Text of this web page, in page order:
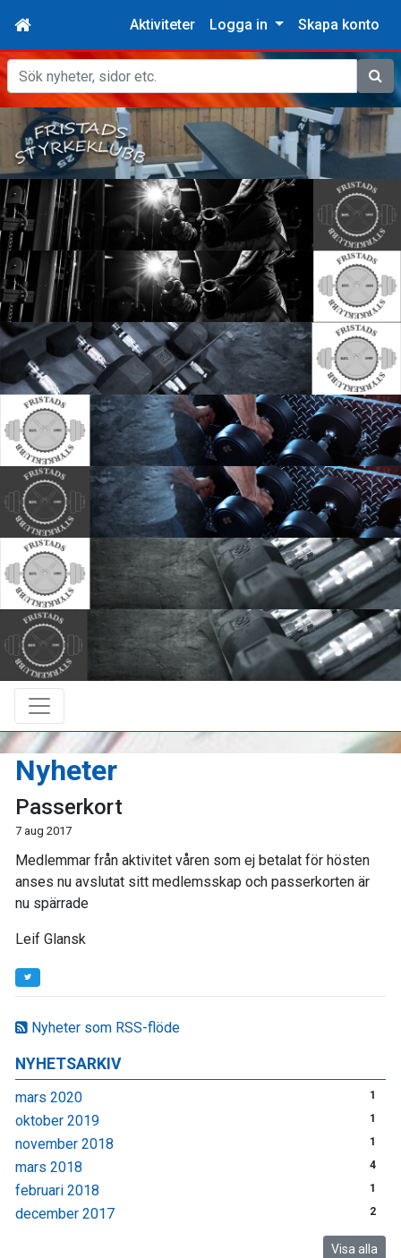
Aktiviteter Logga in Skapa konto
Sök
Nyheter som RSS-flöde
NYHETSARKIV
mars 2020 1
oktober 2019 1
november 2018 1
mars 2018 4
februari 2018 1
december 2017 2
Visa alla
Nyheter
Passerkort
7 aug 2017
Medlemmar från aktivitet våren som ej betalat för hösten
anses nu avslutat sitt medlemsskap och passerkorten är
nu spärrade
Leif Glansk